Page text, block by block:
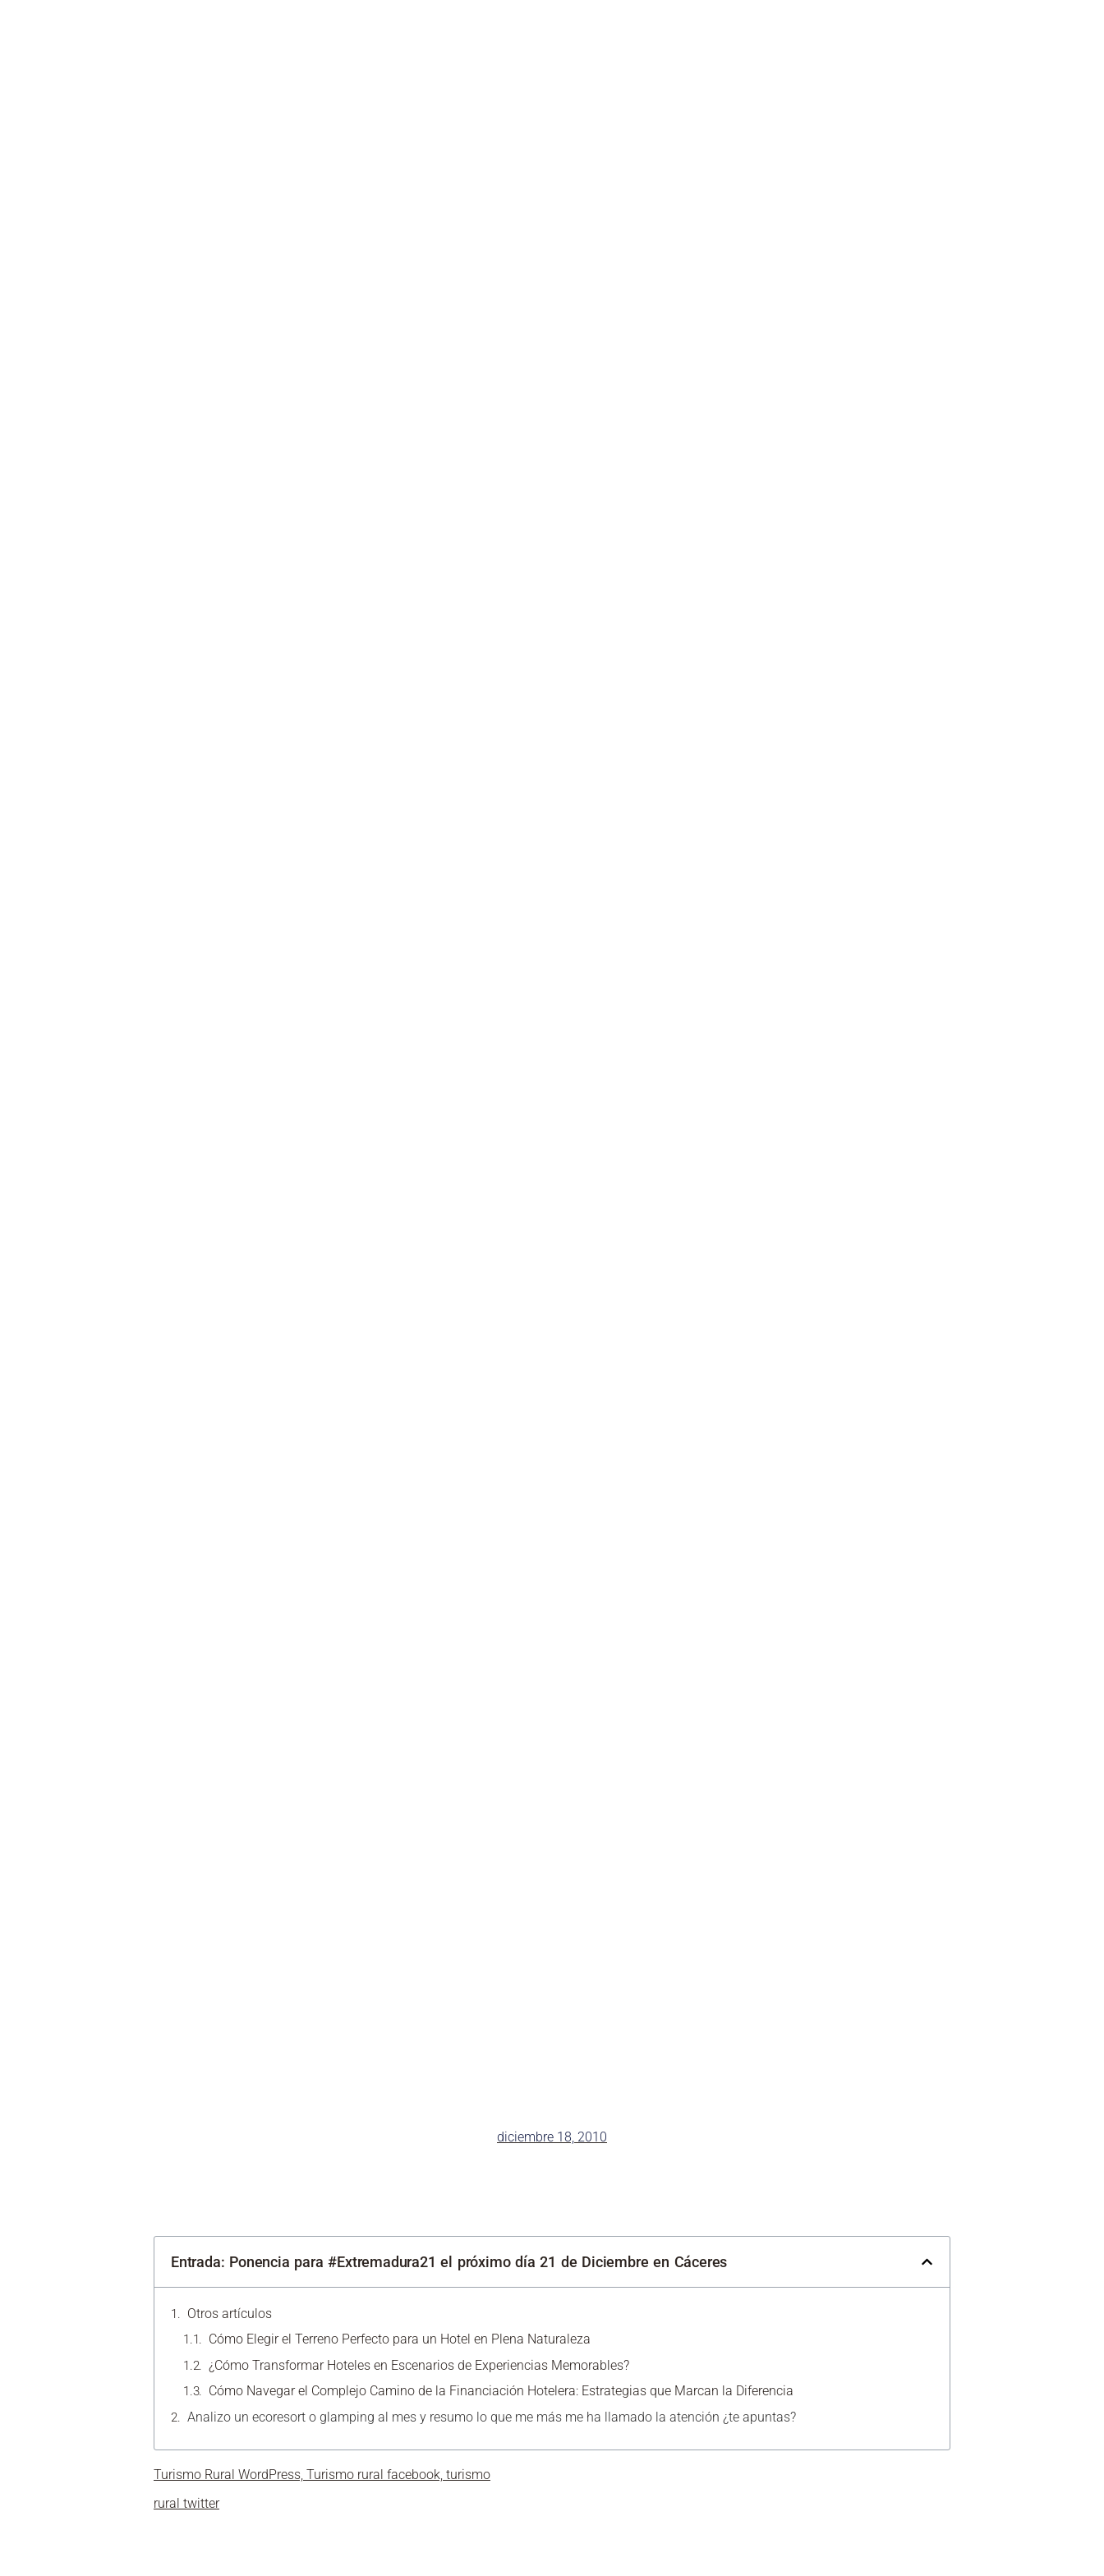
diciembre 18, 2010
Entrada: Ponencia para #Extremadura21 el próximo día 21 de Diciembre en Cáceres
Otros artículos
Cómo Elegir el Terreno Perfecto para un Hotel en Plena Naturaleza
¿Cómo Transformar Hoteles en Escenarios de Experiencias Memorables?
Cómo Navegar el Complejo Camino de la Financiación Hotelera: Estrategias que Marcan la Diferencia
Analizo un ecoresort o glamping al mes y resumo lo que me más me ha llamado la atención ¿te apuntas?
Turismo Rural WordPress, Turismo rural facebook, turismo
rural twitter